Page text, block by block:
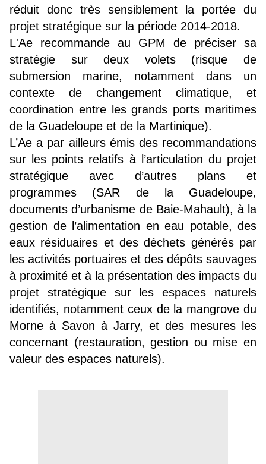
réduit donc très sensiblement la portée du
projet stratégique sur la période 2014-2018.
L'Ae recommande au GPM de préciser sa
stratégie sur deux volets (risque de
submersion marine, notamment dans un
contexte de changement climatique, et
coordination entre les grands ports maritimes
de la Guadeloupe et de la Martinique).
L’Ae a par ailleurs émis des recommandations
sur les points relatifs à l’articulation du projet
stratégique avec d’autres plans et
programmes (SAR de la Guadeloupe,
documents d’urbanisme de Baie-Mahault), à la
gestion de l’alimentation en eau potable, des
eaux résiduaires et des déchets générés par
les activités portuaires et des dépôts sauvages
à proximité et à la présentation des impacts du
projet stratégique sur les espaces naturels
identifiés, notamment ceux de la mangrove du
Morne à Savon à Jarry, et des mesures les
concernant (restauration, gestion ou mise en
valeur des espaces naturels).